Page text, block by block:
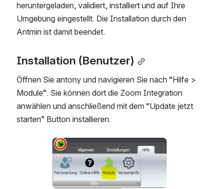
heruntergeladen, validiert, installiert und auf Ihre
Umgebung eingestellt. Die Installation durch den
Antmin ist damit beendet.
Installation (Benutzer)
Öffnen Sie antony und navigieren Sie nach “Hilfe >
Module”. Sie können dort die Zoom Integration
anwählen und anschließend mit dem “Update jetzt
starten” Button installieren.
Open